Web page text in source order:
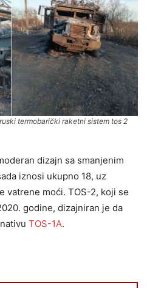
termobarički raketni sistem tos 2
dizajn sa smanjenim
iznosi ukupno 18, uz
vatrene moći. TOS-2, koji se
godine, dizajniran je da
TOS-1A.